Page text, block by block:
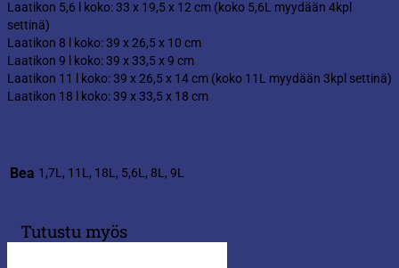
Laatikon 5,6 l koko: 33 x 19,5 x 12 cm (koko 5,6L myydään 4kpl
settinä)
Laatikon 8 l koko: 39 x 26,5 x 10 cm
Laatikon 9 l koko: 39 x 33,5 x 9 cm
Laatikon 11 l koko: 39 x 26,5 x 14 cm (koko 11L myydään 3kpl settinä)
Laatikon 18 l koko: 39 x 33,5 x 18 cm
Bea 1,7L, 11L, 18L, 5,6L, 8L, 9L
Tutustu myös